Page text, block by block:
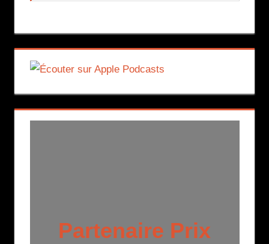
Partenaire Prix